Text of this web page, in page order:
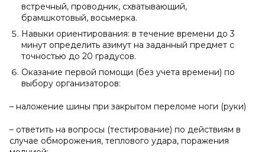
встречный, проводник, схватывающий,
брамшкотовый, восьмерка.
Навыки ориентирования: в течение времени до 3
минут определить азимут на заданный предмет с
точностью до 20 градусов.
Оказание первой помощи (без учета времени) по
выбору организаторов:
– наложение шины при закрытом переломе ноги (руки)
– ответить на вопросы (тестирование) по действиям в
случае обморожения, теплового удара, поражения